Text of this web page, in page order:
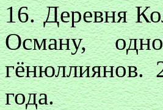
16. Деревня
Осману,
гёнюллиянов.
года.